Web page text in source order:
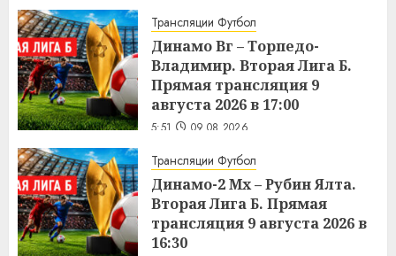
Трансляции Футбол
Динамо Вг – Торпедо-
Владимир. Вторая Лига Б.
Прямая трансляция 9
августа 2026 в 17:00
5:51 09.08.2026
Трансляции Футбол
Динамо-2 Мх – Рубин Ялта.
Вторая Лига Б. Прямая
трансляция 9 августа 2026 в
16:30